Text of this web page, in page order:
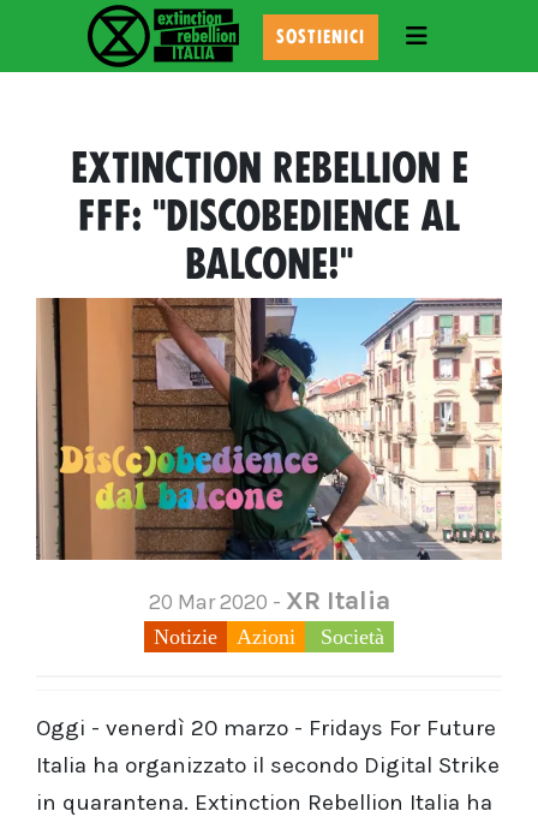
SOSTIENICI TOGGLE
EXTINCTION REBELLION E
FFF: "DISCOBEDIENCE AL
BALCONE!"
20 Mar 2020 - XR Italia
Notizie Azioni Società
Oggi - venerdì 20 marzo - Fridays For Future
Italia ha organizzato il secondo Digital Strike
in quarantena. Extinction Rebellion Italia ha